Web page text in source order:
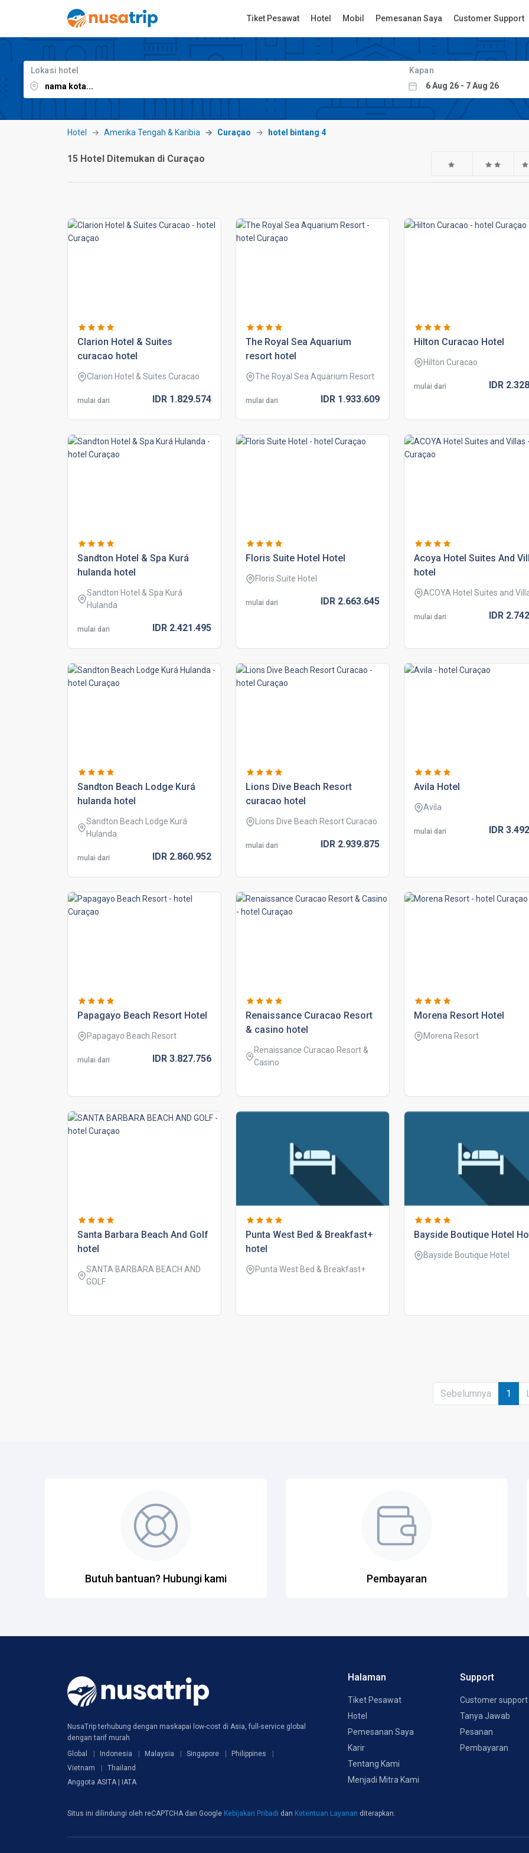
Tiket Pesawat Hotel Mobil Pemesanan Saya Customer Support
Lokasi hotel Kapan
Hotel Amerika Tengah & Karibia Curaçao hotel bintang 4
15 Hotel Ditemukan di Curaçao
clarion hotel & suites
curacao hotel
Clarion Hotel & Suites Curacao
mulai dari IDR 1.829.574
the royal sea aquarium
resort hotel
The Royal Sea Aquarium Resort
mulai dari IDR 1.933.609
hilton curacao hotel
Hilton Curacao
mulai dari IDR
sandton hotel & spa kurá
hulanda hotel
Sandton Hotel & Spa Kurá
Hulanda
mulai dari IDR 2.421.495
floris suite hotel hotel
Floris Suite Hotel
mulai dari IDR 2.663.645
acoya hotel suites and
hotel
ACOYA Hotel Suites and
mulai dari IDR
sandton beach lodge kurá
hulanda hotel
Sandton Beach Lodge Kurá
Hulanda
mulai dari IDR 2.860.952
lions dive beach resort
curacao hotel
Lions Dive Beach Resort Curacao
mulai dari IDR 2.939.875
avila hotel
Avila
mulai dari IDR
papagayo beach resort hotel
Papagayo Beach Resort
mulai dari IDR 3.827.756
renaissance curacao resort
& casino hotel
Renaissance Curacao Resort &
Casino
morena resort hotel
Morena Resort
santa barbara beach and golf
hotel
SANTA BARBARA BEACH AND
GOLF
punta west bed & breakfast+
hotel
Punta West Bed & Breakfast+
bayside boutique hotel
Bayside Boutique Hotel
Sebelumnya 1
Butuh bantuan? Hubungi kami Pembayaran
NusaTrip terhubung dengan maskapai low-cost di Asia, full-service global
dengan tarif murah
Global
Indonesia Malaysia Singapore
Philippines
Vietnam
Thailand
Anggota ASITA | IATA
Halaman
Tiket Pesawat
Hotel
Pemesanan Saya
Karir
Tentang Kami
Menjadi Mitra Kami
Support
Customer support
Tanya Jawab
Pesanan
Pembayaran
Situs ini dilindungi oleh reCAPTCHA dan Google Kebijakan Pribadi dan Ketentuan Layanan diterapkan.